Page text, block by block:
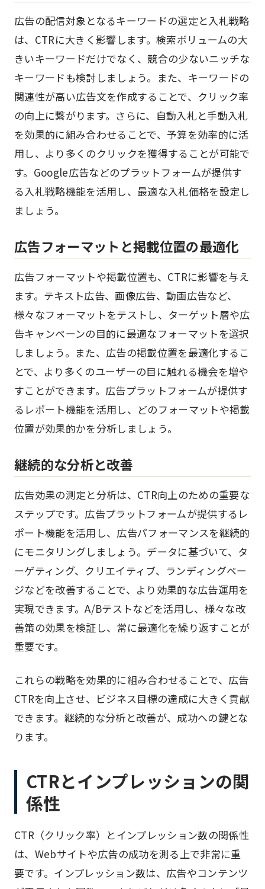
広告の配信対象となるキーワードの選定と入札戦略
は、CTRに大きく影響します。検索ボリュームの大
きいキーワードだけでなく、競合の少ないニッチな
キーワードも検討しましょう。また、キーワードの
関連性が高い広告文を作成することで、クリック率
の向上に繋がります。さらに、自動入札と手動入札
を効果的に組み合わせることで、予算を効率的に活
用し、より多くのクリックを獲得することが可能で
す。Google広告などのプラットフォームが提供す
る入札戦略機能を活用し、最適な入札価格を設定し
ましょう。
広告フォーマットと掲載位置の最適化
広告フォーマットや掲載位置も、CTRに影響を与え
ます。テキスト広告、画像広告、動画広告など、
様々なフォーマットをテストし、ターゲット層や広
告キャンペーンの目的に最適なフォーマットを選択
しましょう。また、広告の掲載位置を最適化するこ
とで、より多くのユーザーの目に触れる機会を増や
すことができます。広告プラットフォームが提供す
るレポート機能を活用し、どのフォーマットや掲載
位置が効果的かを分析しましょう。
継続的な分析と改善
広告効果の測定と分析は、CTR向上のための重要な
ステップです。広告プラットフォームが提供するレ
ポート機能を活用し、広告パフォーマンスを継続的
にモニタリングしましょう。データに基づいて、タ
ーゲティング、クリエイティブ、ランディングペー
ジなどを改善することで、より効果的な広告運用を
実現できます。A/Bテストなどを活用し、様々な改
善策の効果を検証し、常に最適化を繰り返すことが
重要です。
これらの戦略を効果的に組み合わせることで、広告
CTRを向上させ、ビジネス目標の達成に大きく貢献
できます。継続的な分析と改善が、成功への鍵とな
ります。
CTRとインプレッションの関
係性
CTR（クリック率）とインプレッション数の関係性
は、Webサイトや広告の成功を測る上で非常に重
要です。インプレッション数は、広告やコンテンツ